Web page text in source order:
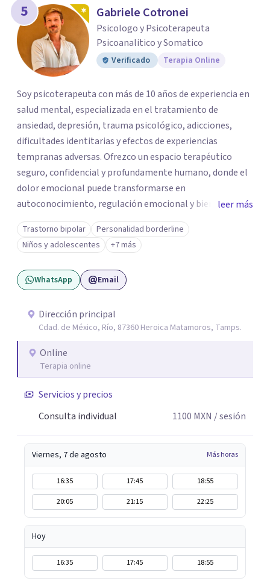
5 Gabriele Cotronei
Psicologo y Psicoterapeuta
Psicoanalitico y Somatico
Verificado Terapia Online
Soy psicoterapeuta con más de 10 años de experiencia en
salud mental, especializada en el tratamiento de
ansiedad, depresión, trauma psicológico, adicciones,
dificultades identitarias y efectos de experiencias
tempranas adversas. Ofrezco un espacio terapéutico
seguro, confidencial y profundamente humano, donde el
dolor emocional puede transformarse en
autoconocimiento, regulación emocional y bienestar.
Trabajo desde un enfoque integrativo que combina
psicoanálisis, terapia somática y de trauma, psicología
corporal, Mentalization Based Therapy (MBT),
hipnoterapia y respiración neurodinámica, integrando
actualmente la Psicología Analítica Junguiana. Mi
ecopsicología y el trabajo simbólico con el inconsciente,
entendiendo que cada proceso terapéutico es único y
requiere una mirada personalizada.
leer más
Trastorno bipolar
Personalidad borderline
Niños y adolescentes
+7 más
WhatsApp Email
Dirección principal
Cdad. de México, Río, 87360 Heroica Matamoros, Tamps.
Online
Terapia online
Servicios y precios
Consulta individual
1100 MXN / sesión
Viernes, 7 de agosto Más horas
16:35 17:45
18:55
20:05
21:15 22:25
Hoy
16:35 17:45 18:55